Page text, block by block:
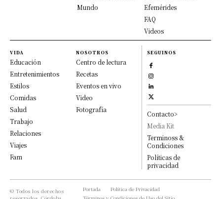
Mundo
Efemérides
FAQ
Videos
VIDA
Educación
Entretenimientos
Estilos
Comidas
Salud
Trabajo
Relaciones
Viajes
Fam
NOSOTROS
Centro de lectura
Recetas
Eventos en vivo
Video
Fotografía
SEGUINOS
Contacto>
Media Kit
Terminoss &
Condiciones
Políticas de
privacidad
© Todos los derechos
Portada
Política de Privacidad